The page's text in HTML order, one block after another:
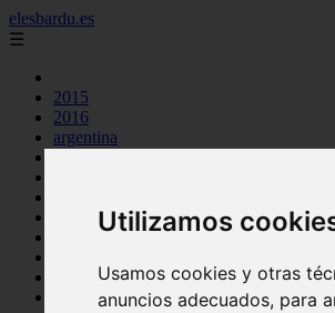
Utilizamos
Usamos cookies y otras
anuncios adecuados, para
elesbardu.es
☰
2015
2016
argentina
cocina casera
comidas
huevos
mariscos